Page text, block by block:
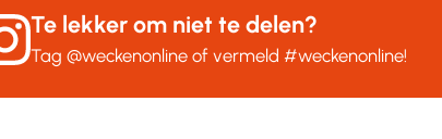
Te lekker om niet te delen?
Tag@weckenonline of vermeld#weckenonline!